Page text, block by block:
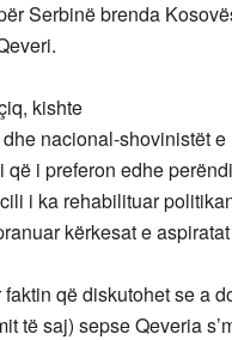
Serbinë brenda
kishte
nacional-shovinistët e
që i preferon edhe
i ka rehabilituar
kërkesat e
që diskutohet se a
të saj) sepse Qeveria